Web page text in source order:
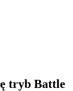
tryb Battle